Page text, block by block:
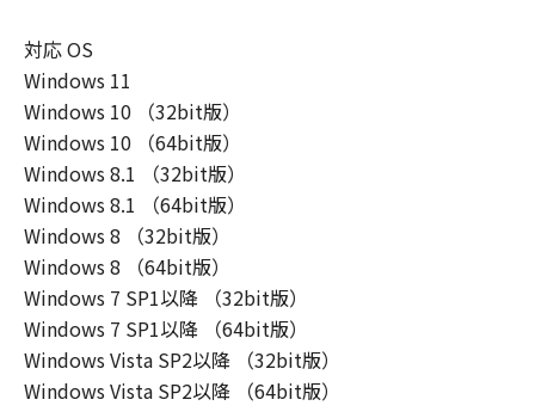
対応 OS
Windows 11
Windows 10 （32bit版）
Windows 10 （64bit版）
Windows 8.1 （32bit版）
Windows 8.1 （64bit版）
Windows 8 （32bit版）
Windows 8 （64bit版）
Windows 7 SP1以降 （32bit版）
Windows 7 SP1以降 （64bit版）
Windows Vista SP2以降 （32bit版）
Windows Vista SP2以降 （64bit版）